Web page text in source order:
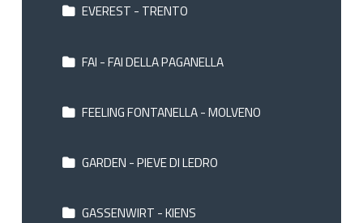
EVEREST - TRENTO
FAI - FAI DELLA PAGANELLA
FEELING FONTANELLA - MOLVENO
GARDEN - PIEVE DI LEDRO
GASSENWIRT - KIENS